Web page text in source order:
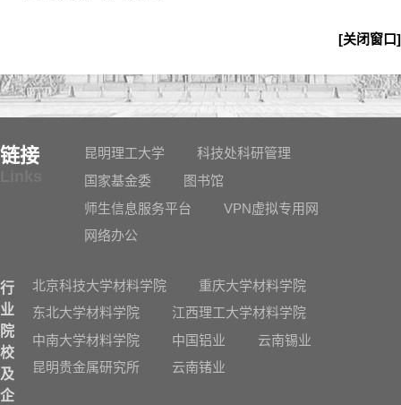
[关闭窗口]
链接 昆明理工大学
科技处科研管理
国家基金委
图书馆
师生信息服务平台
VPN虚拟专用网
网络办公
行
业
院
校
及
企
北京科技大学材料学院
重庆大学材料学院
东北大学材料学院
江西理工大学材料学院
中南大学材料学院
中国铝业
云南锡业
昆明贵金属研究所
云南锗业